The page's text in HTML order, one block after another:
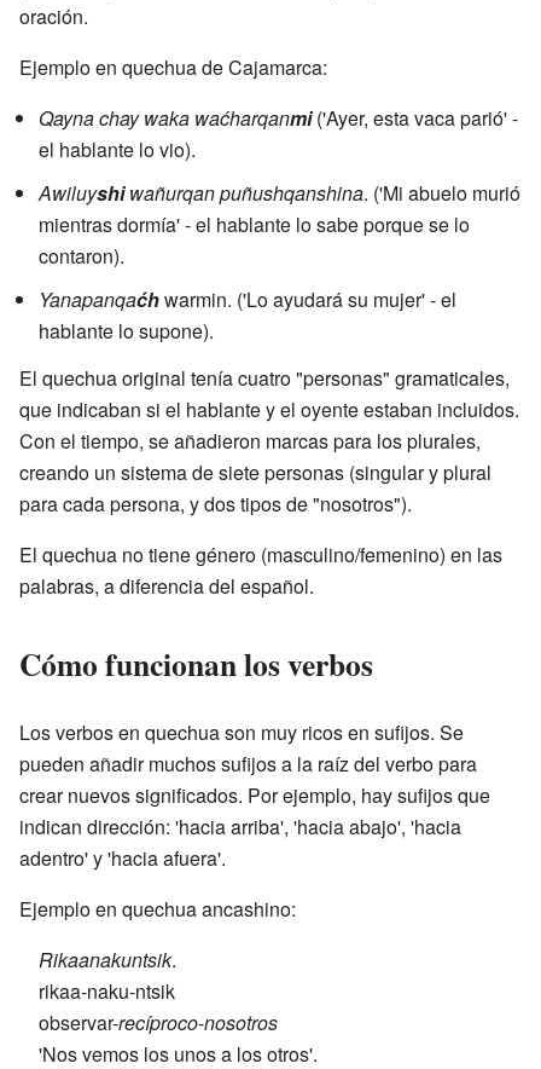
oración.
Ejemplo en quechua de Cajamarca:
Qayna chay waka waćharqanmi('Ayer, esta vaca parió' -
el hablante lo vio).
Awiluyshiwañurqan puñushqanshina. ('Mi abuelo murió
mientras dormía' - el hablante lo sabe porque se lo
contaron).
Yanapanqaćhwarmin. ('Lo ayudará su mujer' - el
hablante lo supone).
El quechua original tenía cuatro "personas" gramaticales,
que indicaban si el hablante y el oyente estaban incluidos.
Con el tiempo, se añadieron marcas para los plurales,
creando un sistema de siete personas (singular y plural
para cada persona, y dos tipos de "nosotros").
El quechua no tiene género (masculino/femenino) en las
palabras, a diferencia del español.
Cómo funcionan los verbos
Los verbos en quechua son muy ricos en sufijos. Se
pueden añadir muchos sufijos a la raíz del verbo para
crear nuevos significados. Por ejemplo, hay sufijos que
indican dirección: 'hacia arriba', 'hacia abajo', 'hacia
adentro' y 'hacia afuera'.
Ejemplo en quechua ancashino:
Rikaanakuntsik.
rikaa-naku-ntsik
observar-recíproco-nosotros
'Nos vemos los unos a los otros'.